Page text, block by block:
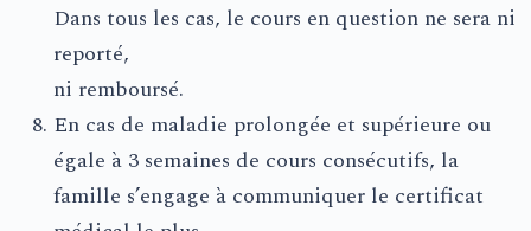
Dans tous les cas, le cours en question ne sera ni
reporté,
ni remboursé.
En cas de maladie prolongée et supérieure ou
égale à 3 semaines de cours consécutifs, la
famille s’engage à communiquer le certificat